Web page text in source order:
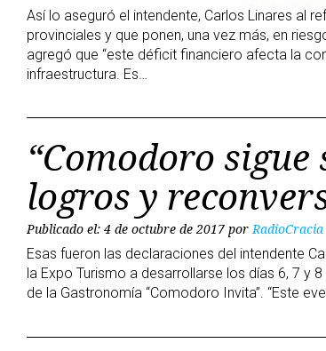
Así lo aseguró el intendente, Carlos Linares al
provinciales y que ponen, una vez más, en
agregó que “este déficit financiero afecta la
infraestructura. Es…
“Comodoro
logros y
Publicado el: 4 de octubre de 2017 porRadioCracia
Esas fueron las declaraciones del intendente
la Expo Turismo a desarrollarse los días 6, 7 y
de la Gastronomía “Comodoro Invita”. “Este